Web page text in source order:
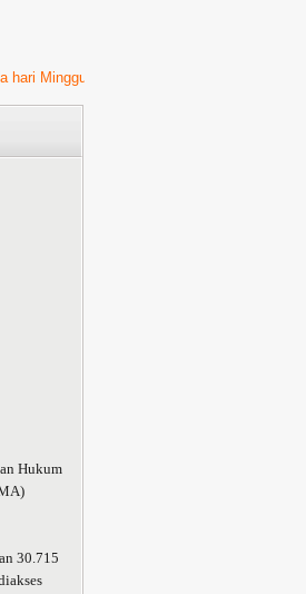
23 Juli 2021 Pukul 01.00 WIB s/d 23.00
Hukum
30.715